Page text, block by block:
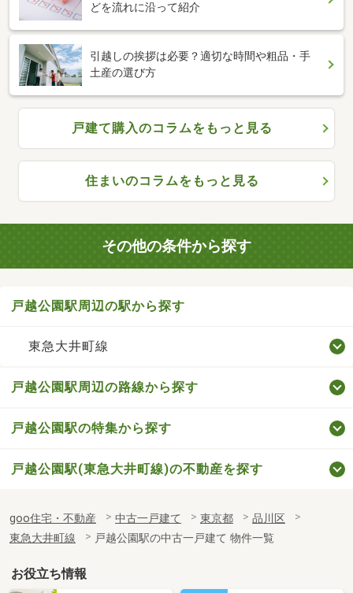
どを流れに沿って紹介
引越しの挨拶は必要？適切な時間や粗品・手
土産の選び方
戸建て購入のコラムをもっと見る
住まいのコラムをもっと見る
その他の条件から探す
戸越公園駅周辺の駅から探す
東急大井町線
戸越公園駅周辺の路線から探す
戸越公園駅の特集から探す
戸越公園駅(東急大井町線)の不動産を探す
goo住宅・不動産 中古一戸建て 東京都
品川区
東急大井町線
戸越公園駅の中古一戸建て 物件一覧
お役立ち情報